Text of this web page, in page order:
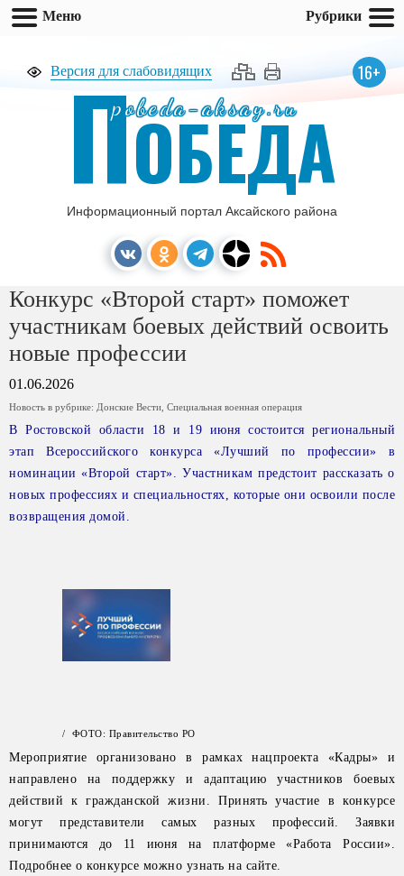
Версия для слабовидящих 16+
pobeda-aksay.ru
ПОБЕДА
Информационный портал Аксайского района
Конкурс «Второй старт» поможет
участникам боевых действий освоить
новые профессии
01.06.2026
Новость в рубрике: Донские Вести Специальная военная операция
В Ростовской области 18 и 19 июня состоится региональный
этап Всероссийского конкурса «Лучший по профессии» в
номинации «Второй старт». Участникам предстоит рассказать о
новых профессиях и специальностях, которые они освоили после
возвращения домой.
/ ФОТО: Правительство РО
Мероприятие организовано в рамках нацпроекта «Кадры» и
направлено на поддержку и адаптацию участников боевых
действий к гражданской жизни. Принять участие в конкурсе
могут представители самых разных профессий. Заявки
принимаются до 11 июня на платформе «Работа России».
Подробнее о конкурсе можно узнать на сайте.
Меню Рубрики